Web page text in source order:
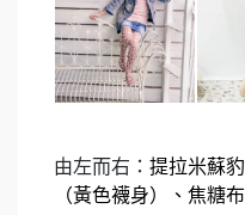
由左而右： 提拉米蘇豹
（黃色襪身）、焦糖